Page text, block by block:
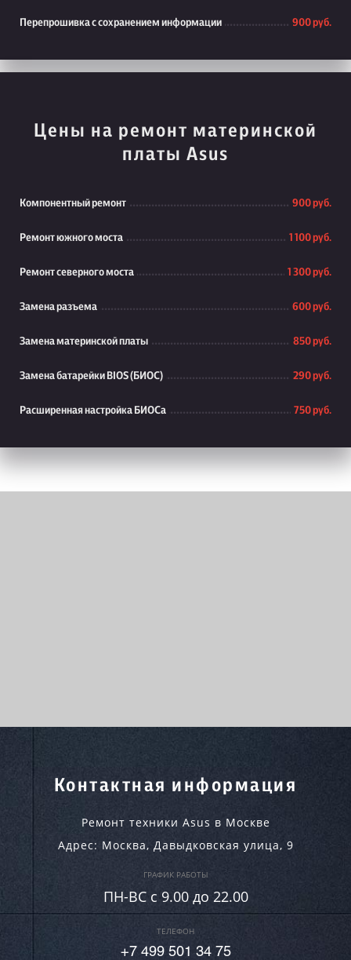
Перепрошивка с сохранением информации 900 руб.
Цены на ремонт материнской
платы Asus
Компонентный ремонт 900 руб.
Ремонт южного моста 1 100 руб.
Ремонт северного моста 1 300 руб.
Замена разъема 600 руб.
Замена материнской платы 850 руб.
Замена батарейки BIOS (БИОС) 290 руб.
Расширенная настройка БИОСа 750 руб.
Контактная информация
Ремонт техники Asus в Москве
Адрес: Москва, Давыдковская улица, 9
ГРАФИК РАБОТЫ
ПН-ВC c 9.00 до 22.00
ТЕЛЕФОН
+7 499 501 34 75